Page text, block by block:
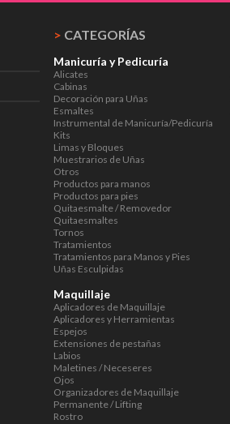
> CATEGORÍAS
Manicuría y Pedicuría
Alicates
Cabinas
Decoración para Uñas
Esmaltes
Instrumental de Manicuría/Pedicuría
Kits
Limas y Bloques
Muestrarios de Uñas
Otros
Productos para manos
Productos para pies
Quitaesmalte / Removedor
Quitaesmaltes
Tornos
Tratamientos
Tratamientos para Manos y Pies
Uñas Esculpidas
Maquillaje
Aplicadores de Maquillaje
Aplicadores y Herramientas
Espejos
Extensiones de pestañas
Labios
Maletines / Neceseres
Ojos
Organizadores de Maquillaje
Permanente / Lifting
Rostro